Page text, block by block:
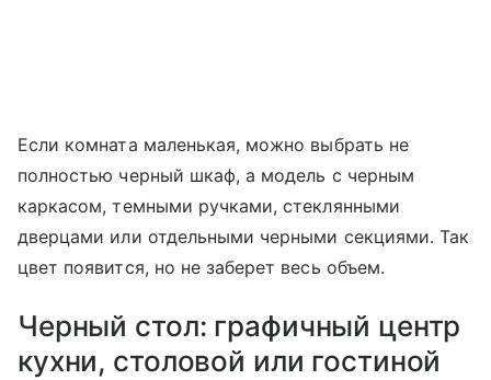
Если комната маленькая, можно выбрать не
полностью черный шкаф, а модель с черным
каркасом, темными ручками, стеклянными
дверцами или отдельными черными секциями. Так
цвет появится, но не заберет весь объем.
Черный стол: графичный центр
кухни, столовой или гостиной